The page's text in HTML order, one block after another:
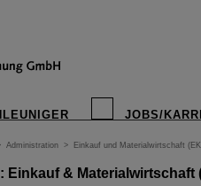
JOBS/
Administration > Einkauf und Materialwirtschaft
Einkauf & Materialwirtschaft